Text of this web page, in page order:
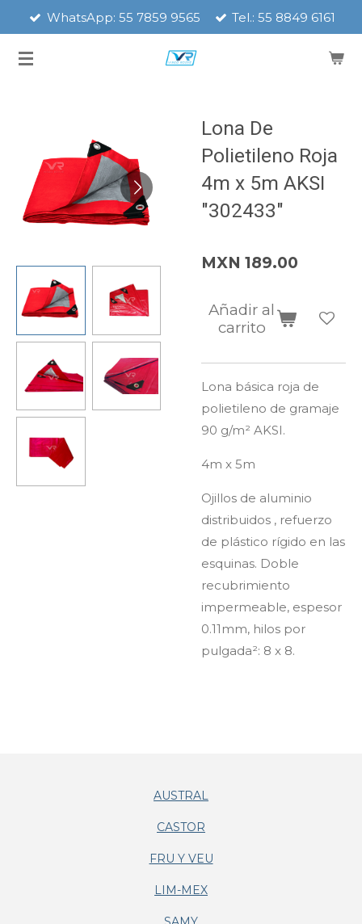
contenido
WhatsApp: 55 7859 9565 Tel.: 55 8849 6161
Lona De
Polietileno Roja
4m x 5m AKSI
"302433"
MXN 189.00
Añadir al
carrito
Lona básica roja de
polietileno de gramaje
90 g/m² AKSI.
4m x 5m
Ojillos de aluminio
distribuidos , refuerzo
de plástico rígido en las
esquinas. Doble
recubrimiento
impermeable, espesor
0.11mm, hilos por
pulgada²: 8 x 8.
AUSTRAL
CASTOR
FRU Y VEU
LIM-MEX